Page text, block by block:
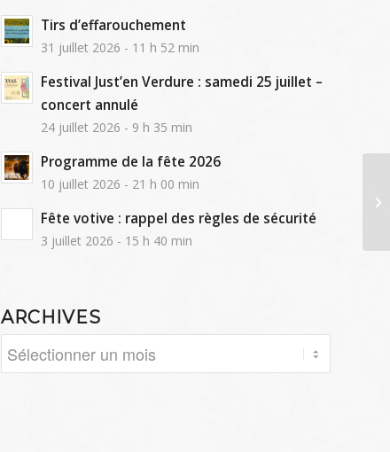
Tirs d’effarouchement
31 juillet 2026 - 11 h 52 min
Festival Just’en Verdure : samedi 25 juillet –
concert annulé
24 juillet 2026 - 9 h 35 min
Programme de la fête 2026
10 juillet 2026 - 21 h 00 min
Fête votive : rappel des règles de sécurité
3 juillet 2026 - 15 h 40 min
ARCHIVES